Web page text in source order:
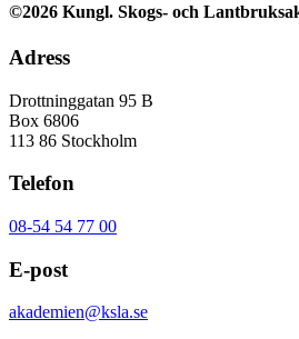
©2026 Kungl. Skogs- och
Adress
Drottninggatan 95 B
Box 6806
113 86 Stockholm
Telefon
08-54 54 77 00
E-post
akademien@ksla.se